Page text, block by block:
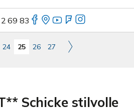
69 83
24 25 26 27
Schicke stilvolle